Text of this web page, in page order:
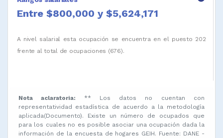
Entre $800,000 y $5,624,171
A nivel salarial esta ocupación se encuentra en el puesto 202
frente al total de ocupaciones (676).
Nota aclaratoria:
** Los datos no cuentan con
representatividad estadística de acuerdo a la metodología
aplicada(Documento). Existe un número de ocupados que
para los cuales no es posible asociar una ocupación dada la
información de la encuesta de hogares GEIH. Fuente: DANE -